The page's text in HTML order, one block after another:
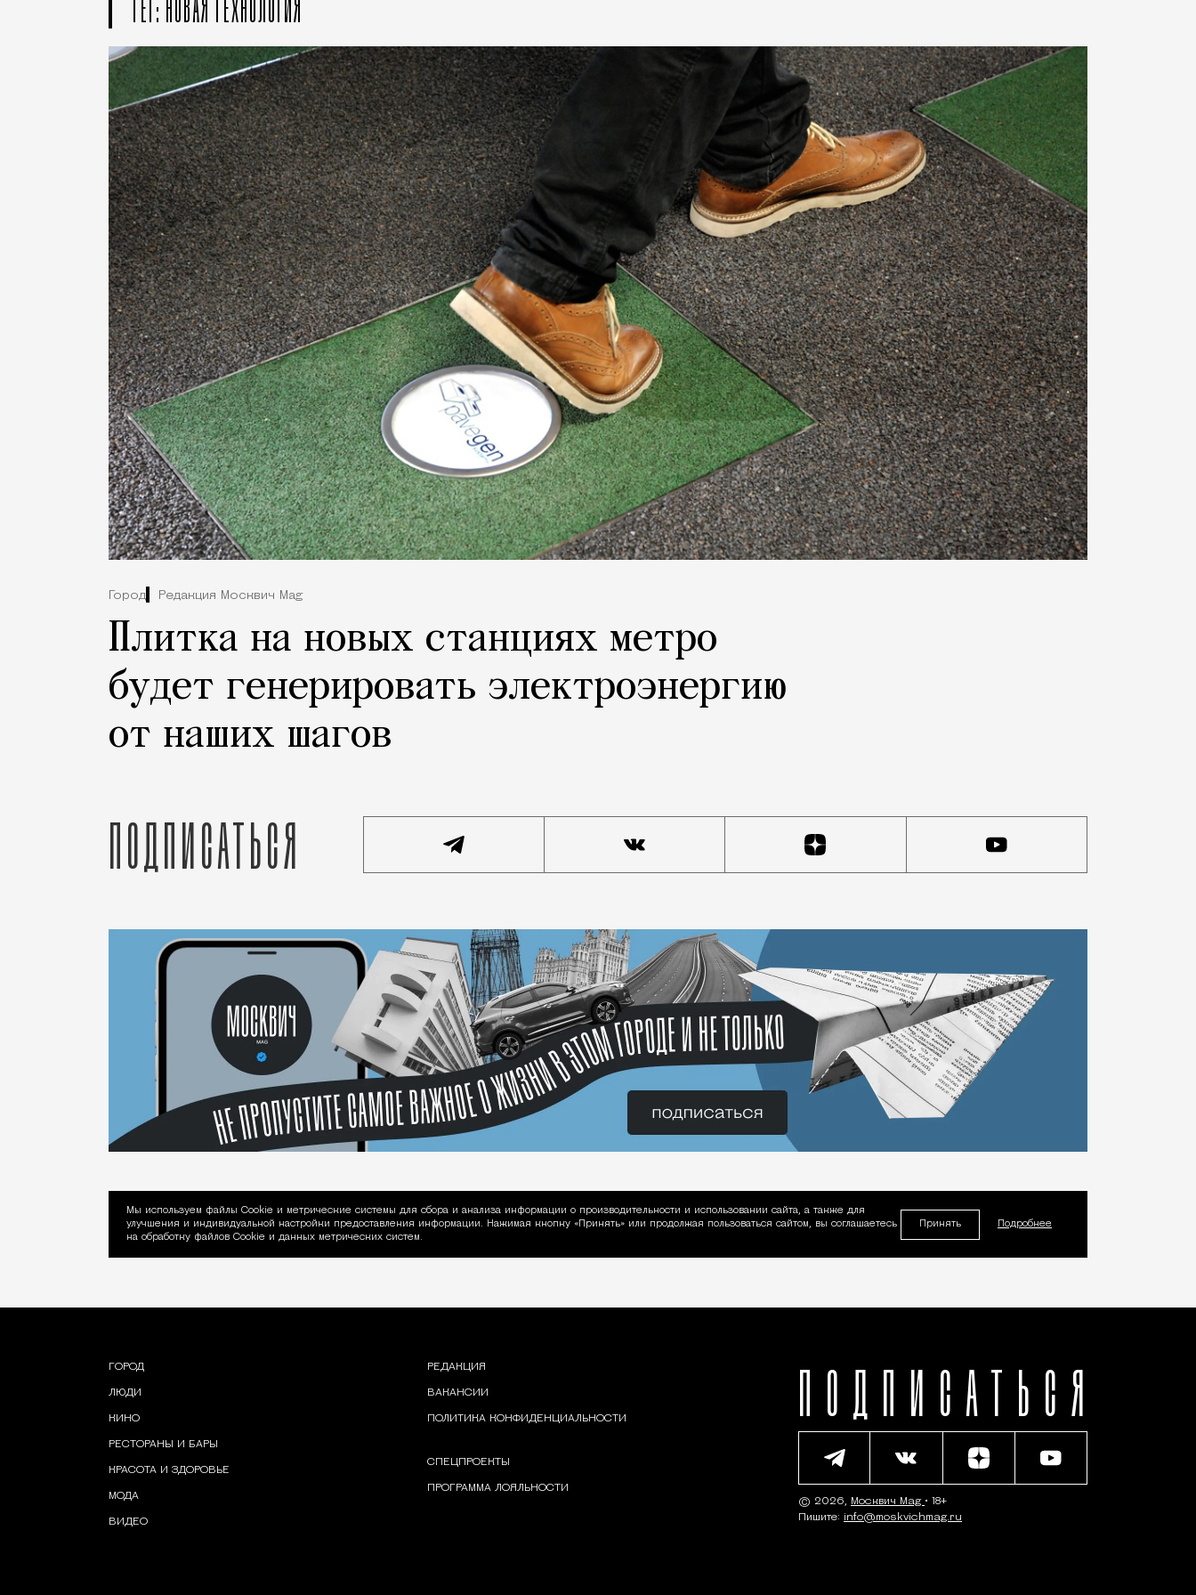
Город Редакция Москвич Mag
Плитка на новых станциях метро
будет генерировать электроэнергию
от наших шагов
Подписаться
Уведомление об использовании Cookie
Мы используем файлы Сookie и метрические системы для сбора и анализа информации о производительности и использовании сайта, а также для
улучшения и индивидуальной настройки предоставления информации. Нажимая кнопку «Принять» или продолжая пользоваться сайтом, вы соглашаетесь
на обработку файлов Cookie и данных метрических систем.
Принять Подробнее
ГОРОД
ЛЮДИ
КИНО
РЕСТОРАНЫ И БАРЫ
КРАСОТА И ЗДОРОВЬЕ
МОДА
ВИДЕО
РЕДАКЦИЯ
ВАКАНСИИ
ПОЛИТИКА КОНФИДЕНЦИАЛЬНОСТИ
СПЕЦПРОЕКТЫ
ПРОГРАММА ЛОЯЛЬНОСТИ
ПОДПИСАТЬСЯ
© 2026, Москвич Mag • 18+
Пишите: info@moskvichmag.ru